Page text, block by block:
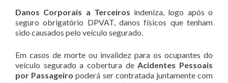
Danos Corporais a Terceiros indeniza, logo após o
seguro obrigatório DPVAT, danos físicos que tenham
sido causados pelo veículo segurado.
Em casos de morte ou invalidez para os ocupantes do
veículo segurado a cobertura de Acidentes Pessoais
por Passageiro poderá ser contratada juntamente com